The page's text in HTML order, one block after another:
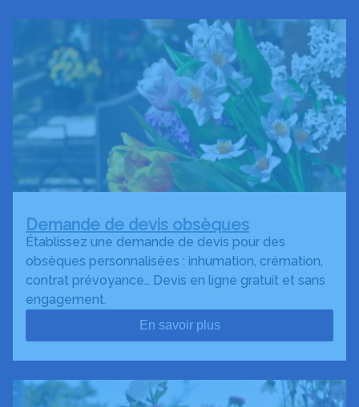
Demande de devis obsèques
Établissez une demande de devis pour des
obsèques personnalisées : inhumation, crémation,
contrat prévoyance… Devis en ligne gratuit et sans
engagement.
En savoir plus